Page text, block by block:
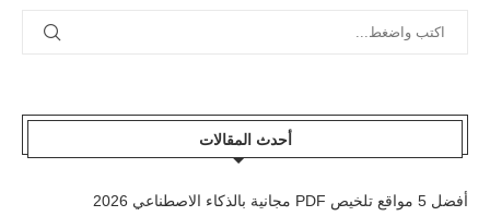
أحدث المقالات
أفضل 5 مواقع تلخيص PDF مجانية بالذكاء الاصطناعي 2026